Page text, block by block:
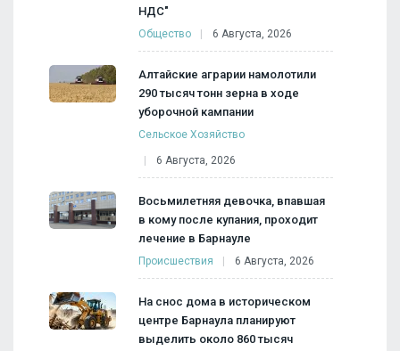
НДС"
Общество 6 Августа, 2026
Алтайские аграрии намолотили
290 тысяч тонн зерна в ходе
уборочной кампании
Сельское Хозяйство
6 Августа, 2026
Восьмилетняя девочка, впавшая
в кому после купания, проходит
лечение в Барнауле
Происшествия 6 Августа, 2026
На снос дома в историческом
центре Барнаула планируют
выделить около 860 тысяч